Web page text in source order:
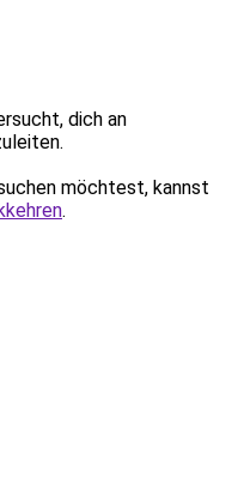
dich an
möchtest, kannst
.